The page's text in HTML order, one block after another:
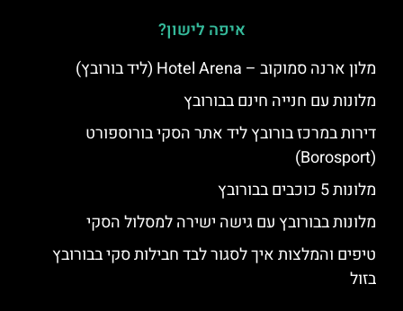
איפה לישון?
מלון ארנה סמוקוב – Hotel Arena (ליד בורובץ)
מלונות עם חנייה חינם בבורובץ
דירות במרכז בורובץ ליד אתר הסקי בורוספורט
(Borosport)
מלונות 5 כוכבים בבורובץ
מלונות בבורובץ עם גישה ישירה למסלול הסקי
טיפים והמלצות איך לסגור לבד חבילות סקי בבורובץ
בזול